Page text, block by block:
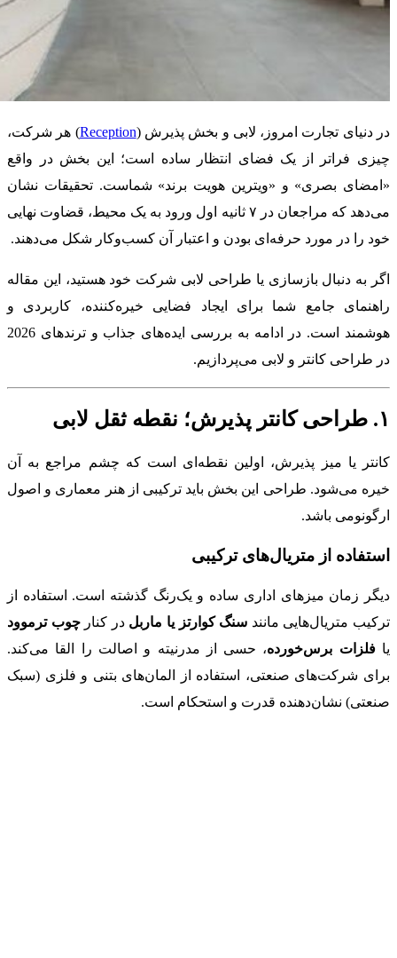
در دنیای تجارت امروز، لابی و بخش پذیرش (Reception) هر شرکت،
چیزی فراتر از یک فضای انتظار ساده است؛ این بخش در واقع
«امضای بصری» و «ویترین هویت برند» شماست. تحقیقات نشان
می‌دهد که مراجعان در ۷ ثانیه اول ورود به یک محیط، قضاوت نهایی
خود را در مورد حرفه‌ای بودن و اعتبار آن کسب‌وکار شکل می‌دهند.
اگر به دنبال بازسازی یا طراحی لابی شرکت خود هستید، این مقاله
راهنمای جامع شما برای ایجاد فضایی خیره‌کننده، کاربردی و
هوشمند است. در ادامه به بررسی ایده‌های جذاب و ترندهای 2026
در طراحی کانتر و لابی می‌پردازیم.
۱. طراحی کانتر پذیرش؛ نقطه ثقل لابی
کانتر یا میز پذیرش، اولین نقطه‌ای است که چشم مراجع به آن
خیره می‌شود. طراحی این بخش باید ترکیبی از هنر معماری و اصول
ارگونومی باشد.
استفاده از متریال‌های ترکیبی
دیگر زمان میزهای اداری ساده و یک‌رنگ گذشته است. استفاده از
ترکیب متریال‌هایی مانند سنگ کوارتز یا ماربل در کنارچوب ترموود
یافلزات برس‌خورده، حسی از مدرنیته و اصالت را القا می‌کند.
برای شرکت‌های صنعتی، استفاده از المان‌های بتنی و فلزی (سبک
صنعتی) نشان‌دهنده قدرت و استحکام است.